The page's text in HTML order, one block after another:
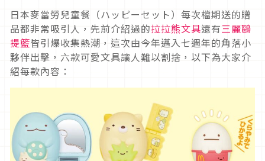
日本麥當勞兒童餐（ハッピーセット）每次檔期送的贈
品都非常吸引人，先前介紹過的拉拉熊文具還有三麗鷗
提籃皆引爆收集熱潮，這次由今年邁入七週年的角落小
夥伴出擊，六款可愛文具讓人難以割捨，以下為大家介
紹每款內容：